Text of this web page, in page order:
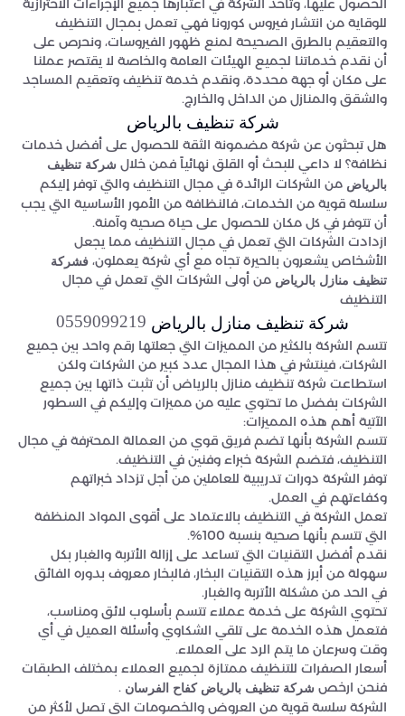
الحصول عليها، وتأخذ الشركة في اعتبارها جميع الإجراءات الاحترازية
للوقاية من انتشار فيروس كورونا فهي تعمل بمجال التنظيف
والتعقيم بالطرق الصحيحة لمنع ظهور الفيروسات، ونحرص على
أن نقدم خدماتنا لجميع الهيئات العامة والخاصة لا يقتصر عملنا
على مكان أو جهة محددة، ونقدم خدمة تنظيف وتعقيم المساجد
والشقق والمنازل من الداخل والخارج.
شركة تنظيف بالرياض
هل تبحثون عن شركة مضمونة الثقة للحصول على أفضل خدمات
نظافة؟ لا داعي للبحث أو القلق نهائياً فمن خلال شركة تنظيف
بالرياض من الشركات الرائدة في مجال التنظيف والتي توفر إليكم
سلسلة قوية من الخدمات، فالنظافة من الأمور الأساسية التي يجب
أن تتوفر في كل مكان للحصول على حياة صحية وآمنة.
ازدادت الشركات التي تعمل في مجال التنظيف مما يجعل
الأشخاص يشعرون بالحيرة تجاه مع أي شركة يعملون، فشركة
تنظيف منازل بالرياض من أولى الشركات التي تعمل في مجال
التنظيف
شركة تنظيف منازل بالرياض
تتسم الشركة بالكثير من المميزات التي جعلتها رقم واحد بين جميع
الشركات، فينتشر في هذا المجال عدد كبير من الشركات ولكن
استطاعت شركة تنظيف منازل بالرياض أن تثبت ذاتها بين جميع
الشركات بفضل ما تحتوي عليه من مميزات وإليكم في السطور
الآتية أهم هذه المميزات:
تتسم الشركة بأنها تضم فريق قوي من العمالة المحترفة في مجال
التنظيف، فتضم الشركة خبراء وفنين في التنظيف.
توفر الشركة دورات تدريبية للعاملين من أجل تزداد خبراتهم
وكفاءتهم في العمل.
تعمل الشركة في التنظيف بالاعتماد على أقوى المواد المنظفة
التي تتسم بأنها صحية بنسبة 100%.
نقدم أفضل التقنيات التي تساعد على إزالة الأتربة والغبار بكل
سهولة من أبرز هذه التقنيات البخار، فالبخار معروف بدوره الفائق
في الحد من مشكلة الأتربة والغبار.
تحتوي الشركة على خدمة عملاء تتسم بأسلوب لائق ومناسب،
فتعمل هذه الخدمة على تلقي الشكاوي وأسئلة العميل في أي
وقت وسرعان ما يتم الرد على العملاء.
أسعار الصفرات للتنظيف ممتازة لجميع العملاء بمختلف الطبقات
فنحن ارخص شركة تنظيف بالرياض كفاح الفرسان .
الشركة سلسة قوية من العروض والخصومات التي تصل لأكثر من